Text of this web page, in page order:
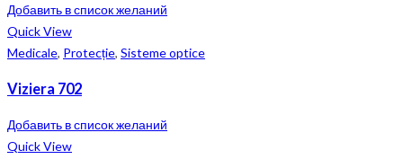
Добавить в список желаний
Quick View
Medicale, Protecție, Sisteme optice
Viziera 702
Добавить в список желаний
Quick View